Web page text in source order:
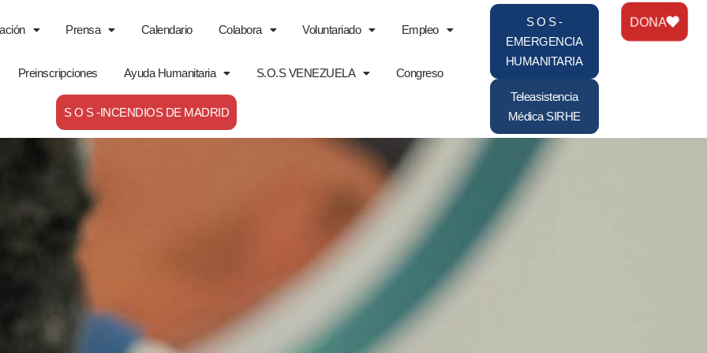
Prensa Calendario Colabora Voluntariado Empleo
Preinscripciones Ayuda Humanitaria S.O.S VENEZUELA Congreso
S O S -INCENDIOS DE MADRID
S O S -
EMERGENCIA
HUMANITARIA
Teleasistencia
Médica SIRHE
DONA